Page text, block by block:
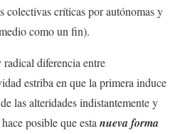
colectivas críticas por autónomas y
como un fin).
diferencia entre
estriba en que la primera induce
las alteridades indistantemente y
posible que estanueva forma